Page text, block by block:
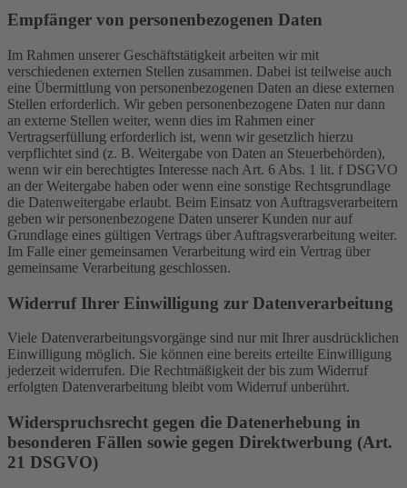
Empfänger von personenbezogenen Daten
Im Rahmen unserer Geschäftstätigkeit arbeiten wir mit
verschiedenen externen Stellen zusammen. Dabei ist teilweise auch
eine Übermittlung von personenbezogenen Daten an diese externen
Stellen erforderlich. Wir geben personenbezogene Daten nur dann
an externe Stellen weiter, wenn dies im Rahmen einer
Vertragserfüllung erforderlich ist, wenn wir gesetzlich hierzu
verpflichtet sind (z. B. Weitergabe von Daten an Steuerbehörden),
wenn wir ein berechtigtes Interesse nach Art. 6 Abs. 1 lit. f DSGVO
an der Weitergabe haben oder wenn eine sonstige Rechtsgrundlage
die Datenweitergabe erlaubt. Beim Einsatz von Auftragsverarbeitern
geben wir personenbezogene Daten unserer Kunden nur auf
Grundlage eines gültigen Vertrags über Auftragsverarbeitung weiter.
Im Falle einer gemeinsamen Verarbeitung wird ein Vertrag über
gemeinsame Verarbeitung geschlossen.
Widerruf Ihrer Einwilligung zur Datenverarbeitung
Viele Datenverarbeitungsvorgänge sind nur mit Ihrer ausdrücklichen
Einwilligung möglich. Sie können eine bereits erteilte Einwilligung
jederzeit widerrufen. Die Rechtmäßigkeit der bis zum Widerruf
erfolgten Datenverarbeitung bleibt vom Widerruf unberührt.
Widerspruchsrecht gegen die Datenerhebung in
besonderen Fällen sowie gegen Direktwerbung (Art.
21 DSGVO)